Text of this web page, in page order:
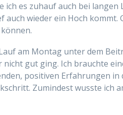
ich es zuhauf auch bei
auch wieder ein Hoch kommt.
am Montag unter dem
nicht gut ging. Ich brauchte
positiven Erfahrungen in
Zumindest wusste ich